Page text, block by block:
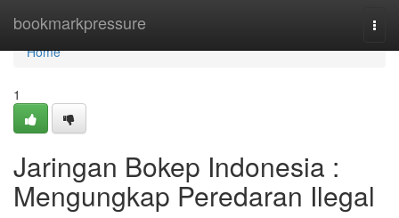
bookmarkpressure
Home
Home
1
Jaringan Bokep Indonesia :
Mengungkap Peredaran Ilegal